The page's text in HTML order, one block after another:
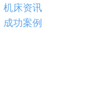
机床资讯
成功案例